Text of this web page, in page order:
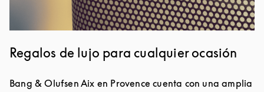
Regalos de lujo para cualquier ocasión
Bang & Olufsen Aix en Provence cuenta con una amplia